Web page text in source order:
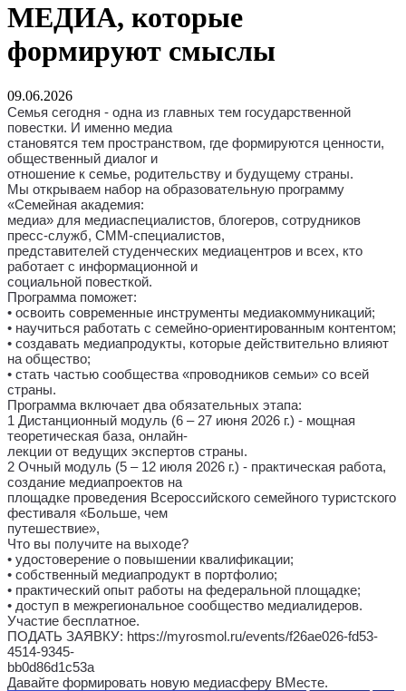
МЕДИА, которые
формируют смыслы
09.06.2026
Семья сегодня - одна из главных тем государственной
повестки. И именно медиа
становятся тем пространством, где формируются ценности,
общественный диалог и
отношение к семье, родительству и будущему страны.
Мы открываем набор на образовательную программу
«Семейная академия:
медиа» для медиаспециалистов, блогеров, сотрудников
пресс-служб, СММ-специалистов,
представителей студенческих медиацентров и всех, кто
работает с информационной и
социальной повесткой.
Программа поможет:
• освоить современные инструменты медиакоммуникаций;
• научиться работать с семейно-ориентированным контентом;
• создавать медиапродукты, которые действительно влияют
на общество;
• стать частью сообщества «проводников семьи» со всей
страны.
Программа включает два обязательных этапа:
1 Дистанционный модуль (6 – 27 июня 2026 г.) - мощная
теоретическая база, онлайн-
лекции от ведущих экспертов страны.
2 Очный модуль (5 – 12 июля 2026 г.) - практическая работа,
создание медиапроектов на
площадке проведения Всероссийского семейного туристского
фестиваля «Больше, чем
путешествие»,
Что вы получите на выходе?
• удостоверение о повышении квалификации;
• собственный медиапродукт в портфолио;
• практический опыт работы на федеральной площадке;
• доступ в межрегиональное сообщество медиалидеров.
Участие бесплатное.
ПОДАТЬ ЗАЯВКУ: https://myrosmol.ru/events/f26ae026-fd53-
4514-9345-
bb0d86d1c53a
Давайте формировать новую медиасферу ВМесте.